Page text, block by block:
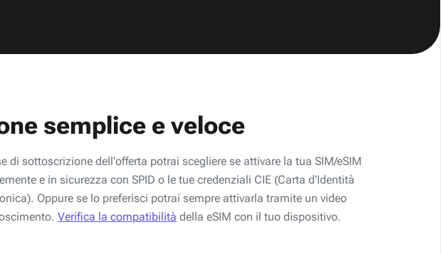
semplice e veloce
di sottoscrizione dell'offerta potrai scegliere se attivare la tua SIM/eSIM
e in sicurezza con SPID o le tue credenziali CIE (Carta d'Identità
Oppure se lo preferisci potrai sempre attivarla tramite un video
Verifica la compatibilità della eSIM con il tuo dispositivo.